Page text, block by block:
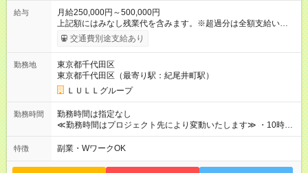
給与
月給250,000円～500,000円
上記額にはみなし残業代を含みます。※超過分は全額支給いたし
ます。 みなし残業代 21,675円／月 みなし残業時間 12時間／月 -
------------------------------------------------------- ≪経験者の方は以下と
万円～＋業績賞与＋交通費＋各種手当 ※固定残業代（30時間/6
万6，610円分）を含む。超過分は追加支給いたします 能力やス
キルを考慮し初任給を決定。経験者の方は前給考慮も可能で
す！ ◎昇給年1回（研修終了後） ◎賞与年2回（2月・8月）＋業
績賞与あり ◤スキルアップも、収入アップも。◢ 入社後の成長
や頑張りは、しっかり給与で還元しています。 実際にほぼ全員
上アップした社員も。 エンジニアへの還元率は業界高水準の
87％。 スキルを磨いた分だけ、収入アップも目指せる環境で
す！ 【試用期間】試用期間あり 試用期間の長さ：6ヶ月 ※ 雇用
交通費別途支給あり
勤務地
東京都千代田区
東京都千代田区（最寄り駅：紀尾井町駅）
ＬＵＬＬグループ
勤務時間
勤務時間は指定なし
≪勤務時間はプロジェクト先により変動いたします≫ ・10時00
分～19時00分（休憩1時間） ・9時00分～18時00分（休憩1時
間） ＼平日夜も、ちゃんと「自分時間」がつくれます／ 残業は
やサウナなど、 趣味の時間を楽しむ社員も多くいます◎
特徴 副業・WワークOK